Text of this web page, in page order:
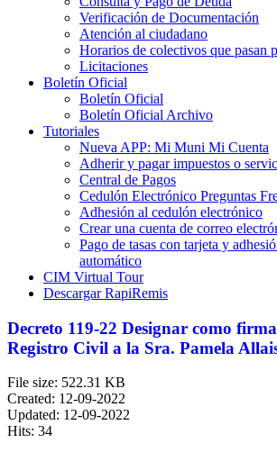
Verificación de Documentación
Atención al ciudadano
Horarios de colectivos que pasan
Licitaciones
Boletín Oficial
Boletín Oficial
Boletín Oficial Archivo
Tutoriales
Nueva APP: Mi Muni Mi Cuenta
Adherir y pagar impuestos o
Central de Pagos
Cedulón Electrónico Preguntas
Adhesión al cedulón electrónico
Crear una cuenta de correo
Pago de tasas con tarjeta y
automático
CIM Virtual Tour
Descargar RapiRemis
Decreto 119-22 Designar como
Registro Civil a la Sra. Pamela
File size: 522.31 KB
Created: 12-09-2022
Updated: 12-09-2022
Hits: 34